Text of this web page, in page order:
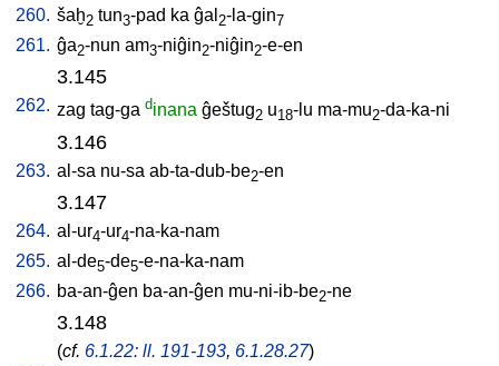
260. šaḫ2 tun3-pad ka ĝal 2-la-gin7
261. ĝa2-nun am3-niĝin2-niĝin2-e-en
3.145
262. zag tag-ga dinana ĝeštug2 u18-lu ma-mu2-da-ka-ni
3.146
263. al-sa nu-sa ab-ta-dub-be2-en
3.147
264. al-ur4-ur4-na-ka-nam
265. al-de5-de5-e-na-ka-nam
266. ba-an-ĝen ba-an-ĝen mu-ni-ib-be2-ne
3.148
(cf. 6.1.22: ll. 191-193, 6.1.28.27)